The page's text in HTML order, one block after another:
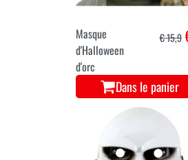
Masque
d'Halloween
d'orc
€ 15,9
Dans le panier